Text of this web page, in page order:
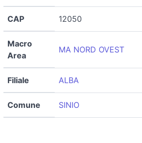
CAP 12050
Macro
Area
MA NORD OVEST
Filiale ALBA
Comune SINIO